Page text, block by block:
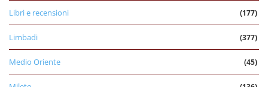
Libri e recensioni (177)
Limbadi (377)
Medio Oriente (45)